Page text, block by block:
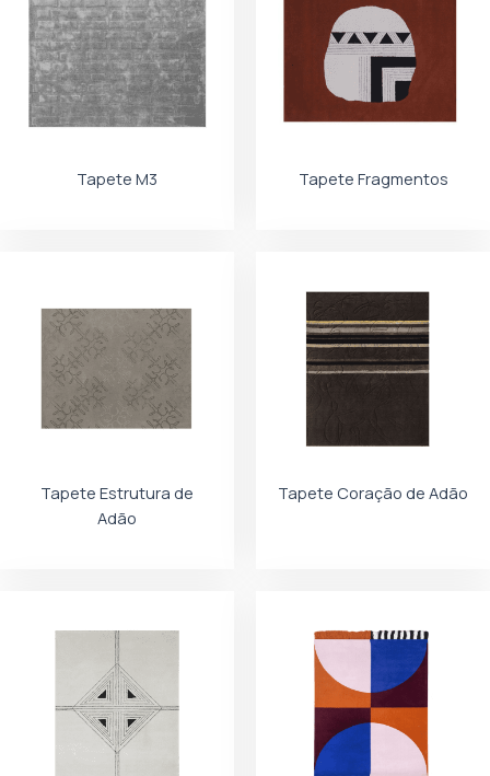
Tapete M3 Tapete Fragmentos
Tapete Estrutura de
Adão
Tapete Coração de Adão